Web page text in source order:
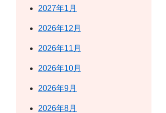
2027年1月
2026年12月
2026年11月
2026年10月
2026年9月
2026年8月